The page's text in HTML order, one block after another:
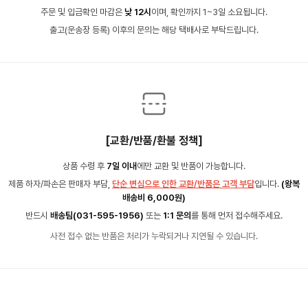
주문 및 입금확인 마감은 낮 12시 이며, 확인까지 1~3일 소요됩니다.
출고(운송장 등록) 이후의 문의는 해당 택배사로 부탁드립니다.
[교환/반품/환불 정책]
상품 수령 후 7일 이내 에만 교환 및 반품이 가능합니다.
제품 하자/파손은 판매자 부담, 단순 변심으로 인한 교환/반품은 고객 부담입니다. (왕복
배송비 6,000원)
반드시 배송팀(031-595-1956) 또는 1:1 문의 를 통해 먼저 접수해주세요.
사전 접수 없는 반품은 처리가 누락되거나 지연될 수 있습니다.